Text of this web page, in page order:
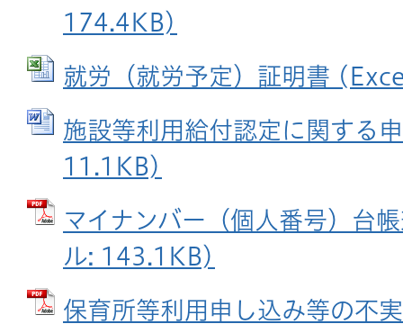
174.4KB)
就労（就労予定）証明書
施設等利用給付認定に関する
11.1KB)
マイナンバー（個人番号）台
ル: 143.1KB)
保育所等利用申し込み等の不